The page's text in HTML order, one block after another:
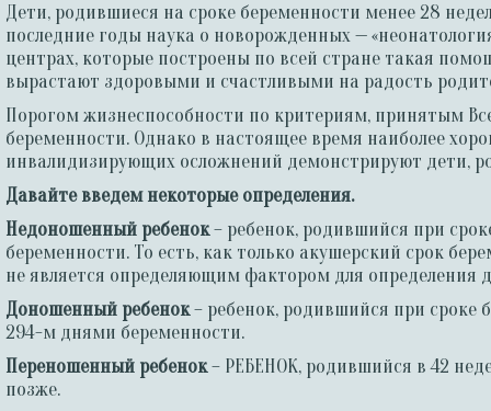
Дети, родившиеся на сроке беременности менее 28
последние годы наука о новорожденных —
центрах, которые построены по всей стране такая
вырастают здоровыми и счастливыми на радость
Порогом жизнеспособности по критериям, принятым
беременности. Однако в настоящее время наиболее
инвалидизирующих осложнений демонстрируют дети,
Давайте введем некоторые определения.
Недоношенный ребенок– ребенок, родившийся при
беременности. То есть, как только акушерский срок
не является определяющим фактором для определения
Доношенный ребенок– ребенок, родившийся при сроке
294-м днями беременности.
Переношенный ребенок– РЕБЕНОК, родившийся в 42
позже.